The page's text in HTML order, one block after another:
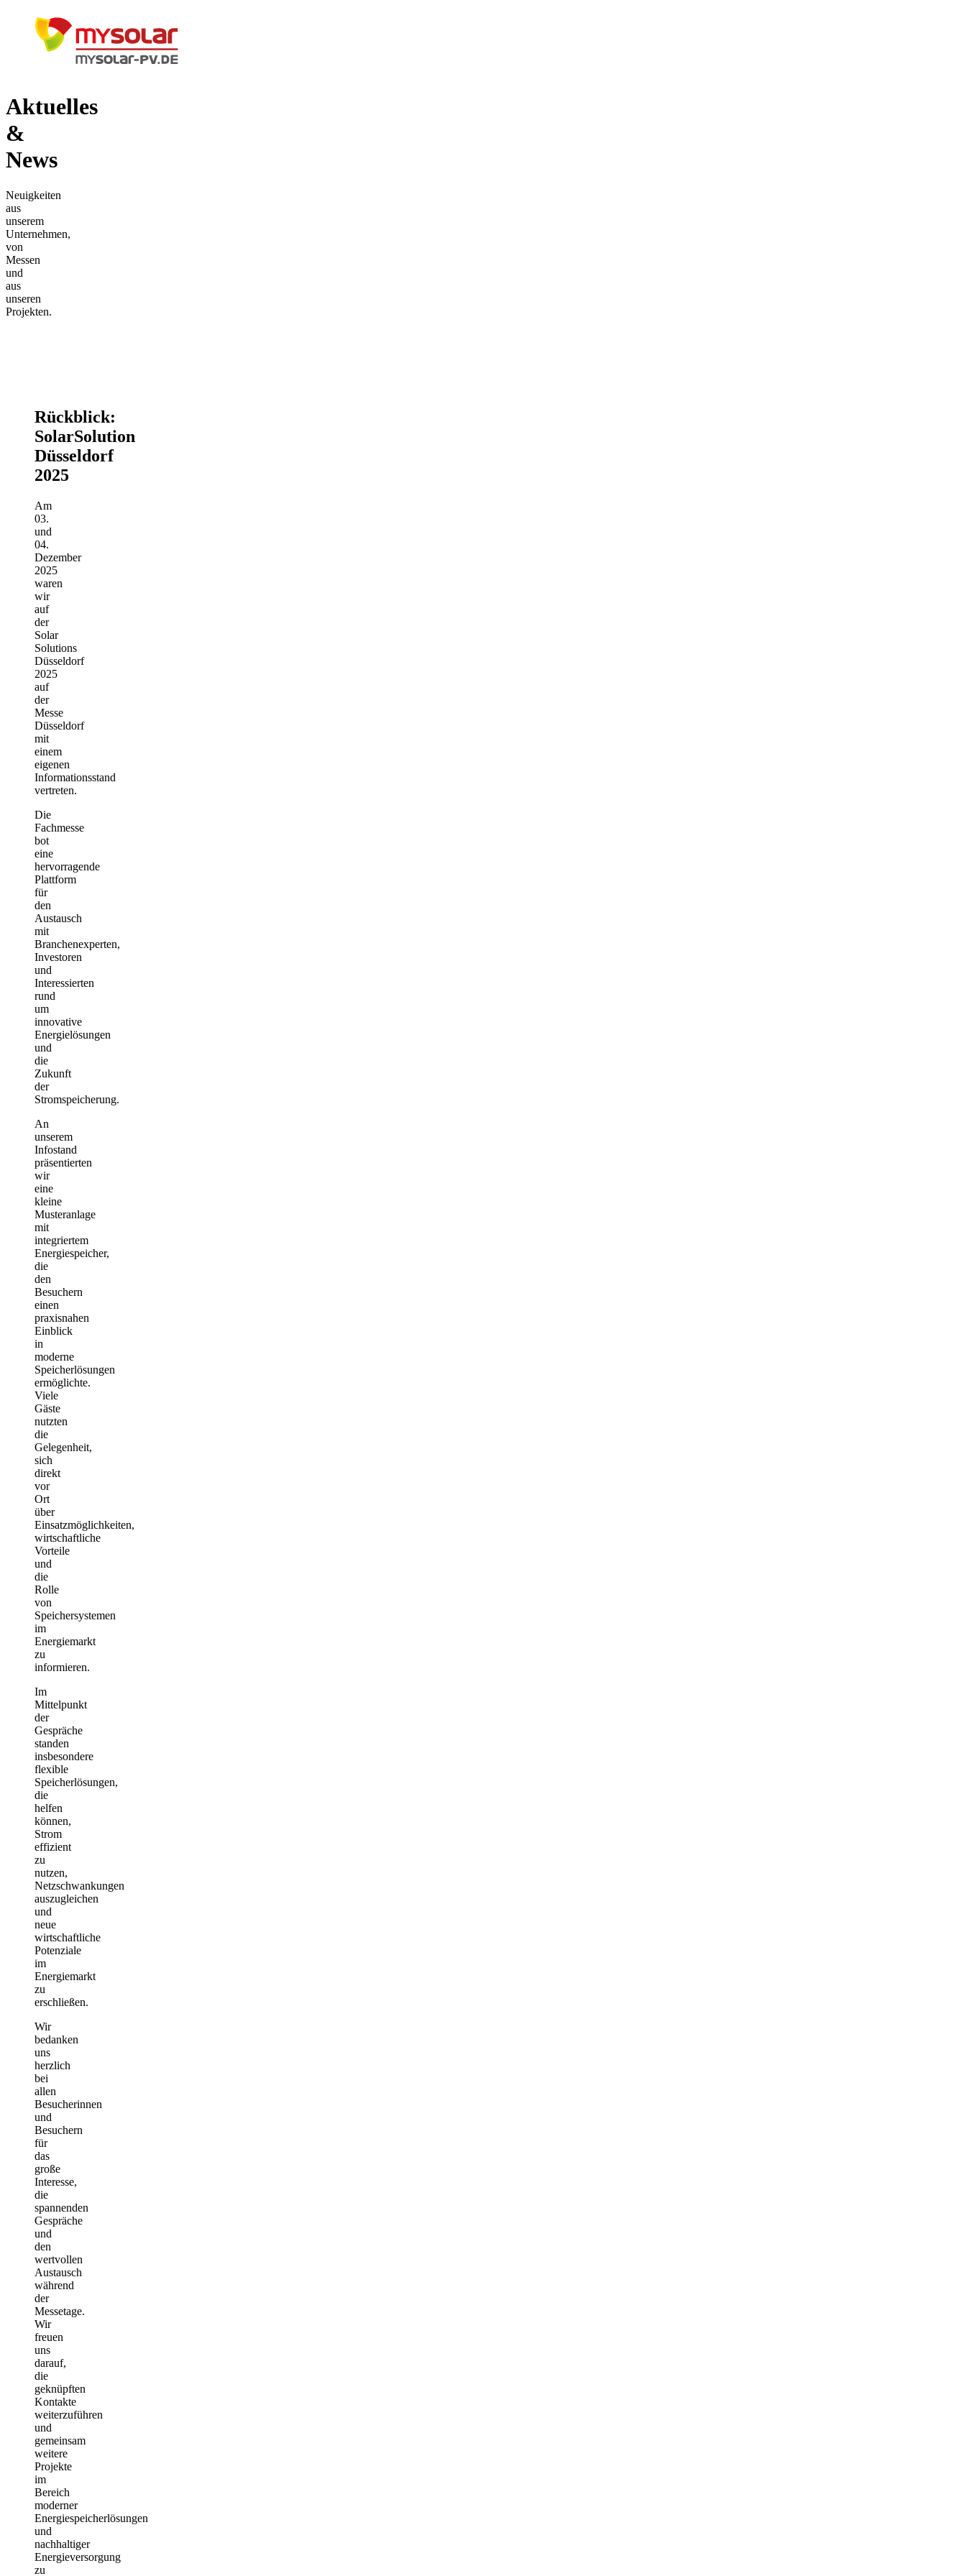
Aktuelles
&
News
Neuigkeiten
aus
unserem
Unternehmen,
von
Messen
und
aus
unseren
Projekten.
Rückblick:
SolarSolution
Düsseldorf
2025
Am
03.
und
04.
Dezember
2025
waren
wir
auf
der
Solar
Solutions
Düsseldorf
2025
auf
der
Messe
Düsseldorf
mit
einem
eigenen
Informationsstand
vertreten.
Die
Fachmesse
bot
eine
hervorragende
Plattform
für
den
Austausch
mit
Branchenexperten,
Investoren
und
Interessierten
rund
um
innovative
Energielösungen
und
die
Zukunft
der
Stromspeicherung.
An
unserem
Infostand
präsentierten
wir
eine
kleine
Musteranlage
mit
integriertem
Energiespeicher,
die
den
Besuchern
einen
praxisnahen
Einblick
in
moderne
Speicherlösungen
ermöglichte.
Viele
Gäste
nutzten
die
Gelegenheit,
sich
direkt
vor
Ort
über
Einsatzmöglichkeiten,
wirtschaftliche
Vorteile
und
die
Rolle
von
Speichersystemen
im
Energiemarkt
zu
informieren.
Im
Mittelpunkt
der
Gespräche
standen
insbesondere
flexible
Speicherlösungen,
die
helfen
können,
Strom
effizient
zu
nutzen,
Netzschwankungen
auszugleichen
und
neue
wirtschaftliche
Potenziale
im
Energiemarkt
zu
erschließen.
Wir
bedanken
uns
herzlich
bei
allen
Besucherinnen
und
Besuchern
für
das
große
Interesse,
die
spannenden
Gespräche
und
den
wertvollen
Austausch
während
der
Messetage.
Wir
freuen
uns
darauf,
die
geknüpften
Kontakte
weiterzuführen
und
gemeinsam
weitere
Projekte
im
Bereich
moderner
Energiespeicherlösungen
und
nachhaltiger
Energieversorgung
zu